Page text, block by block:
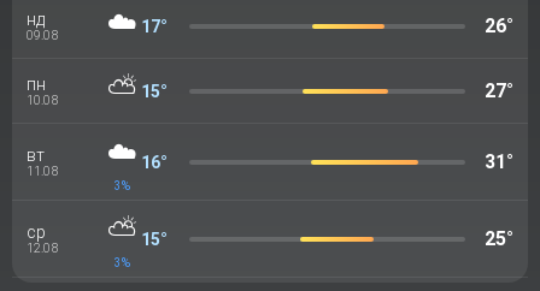
нд
09.08 ☁️ 17° 26°
пн
10.08 ⛅ 15° 27°
вт
11.08
☁️
3%
16° 31°
ср
12.08
⛅
3%
15° 25°